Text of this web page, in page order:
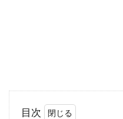
目次